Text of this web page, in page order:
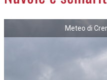
Meteo di